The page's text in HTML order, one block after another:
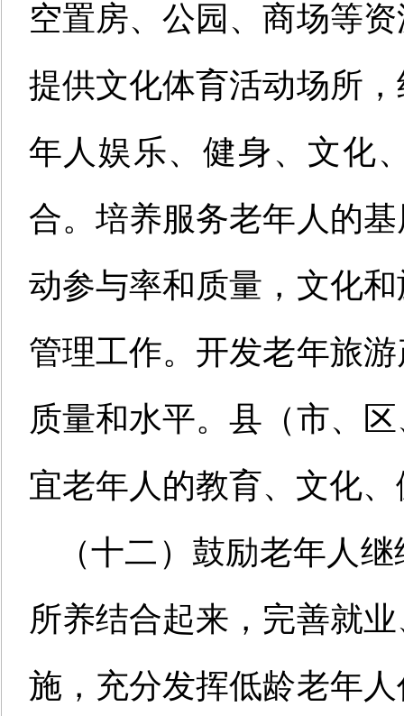
空置房、公园、商场等
提供文化体育活动场所
年人娱乐、健身、文化
合。培养服务老年人的
动参与率和质量，文化
管理工作。开发老年旅
质量和水平。县（市、
宜老年人的教育、文化
（十二）鼓励老年人
所养结合起来，完善就
施，充分发挥低龄老年